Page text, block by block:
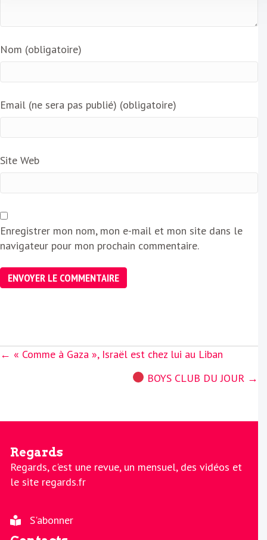
Nom (obligatoire)
Email (ne sera pas publié) (obligatoire)
Site Web
Enregistrer mon nom, mon e-mail et mon site dans le
navigateur pour mon prochain commentaire.
Posts
← « Comme à Gaza », Israël est chez lui au Liban
BOYS CLUB DU JOUR →
Regards
Regards, c'est une revue, un mensuel, des vidéos et
le site regards.fr
S'abonner